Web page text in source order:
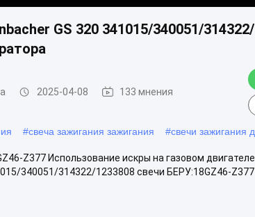
GS 320 341015/340051/
2025-04-08 133 мнения
#свеча зажигания зажигания #свечи зажигания
Z377 Использование искры на газовом
340051/314322/1233808 свечи БЕРУ:18GZ46-Z377